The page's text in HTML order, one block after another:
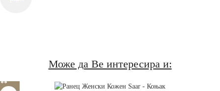
Може да Ве интересира и: